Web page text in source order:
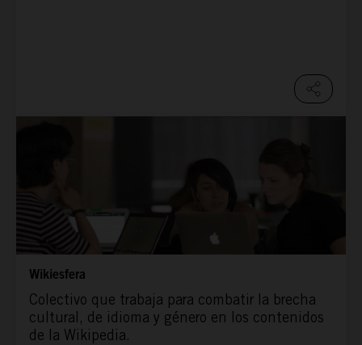
Wikiesfera
Colectivo que trabaja para combatir la brecha
cultural, de idioma y género en los contenidos
de la Wikipedia.